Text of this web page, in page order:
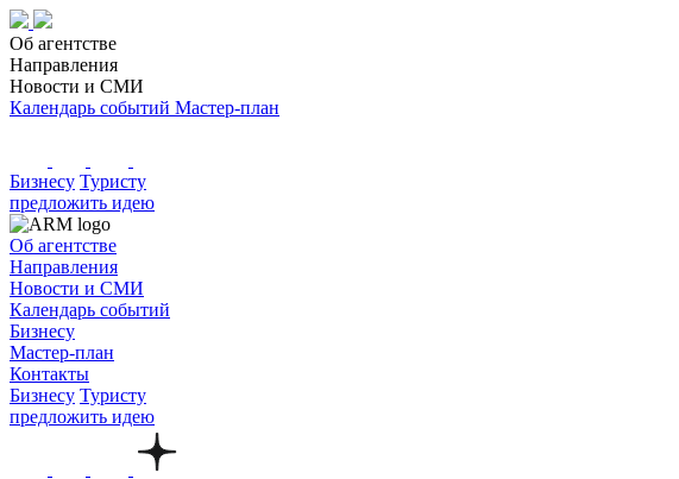
Об агентстве
Направления
Новости и СМИ
Календарь событий Мастер-план
Бизнесу Туристу
предложить идею
Об агентстве
Направления
Новости и СМИ
Календарь событий
Бизнесу
Мастер-план
Контакты
Бизнесу Туристу
предложить идею